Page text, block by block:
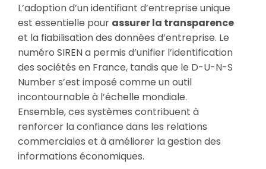
L’adoption d’un identifiant d’entreprise unique
est essentielle pour assurer la transparence
et la fiabilisation des données d’entreprise. Le
numéro SIREN a permis d’unifier l’identification
des sociétés en France, tandis que le D-U-N-S
Number s’est imposé comme un outil
incontournable à l’échelle mondiale.
Ensemble, ces systèmes contribuent à
renforcer la confiance dans les relations
commerciales et à améliorer la gestion des
informations économiques.